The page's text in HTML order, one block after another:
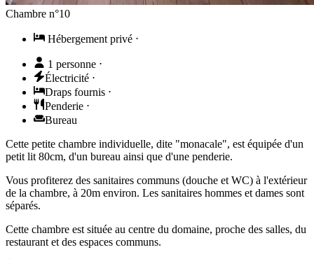
Chambre n°10
Hébergement privé ⋅
1 personne ⋅
Électricité ⋅
Draps fournis ⋅
Penderie ⋅
Bureau
Cette petite chambre individuelle, dite "monacale", est équipée d'un
petit lit 80cm, d'un bureau ainsi que d'une penderie.
Vous profiterez des sanitaires communs (douche et WC) à l'extérieur
de la chambre, à 20m environ. Les sanitaires hommes et dames sont
séparés.
Cette chambre est située au centre du domaine, proche des salles, du
restaurant et des espaces communs.